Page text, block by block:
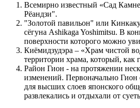
Всемирно известный «Сад
Рёандзи".
"Золотой павильон" или
сёгуна Ashikaga Yoshimitsu. В
поверхности которого можно
Киёмидзудэра – «Храм чистой
территории храма, который, как
Район Гион - на протяжении
изменений. Первоначально
для высших слоев японского
развлекались и отдыхали от